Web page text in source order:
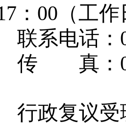
：00（工
联系电话：
传 真：
行政复议